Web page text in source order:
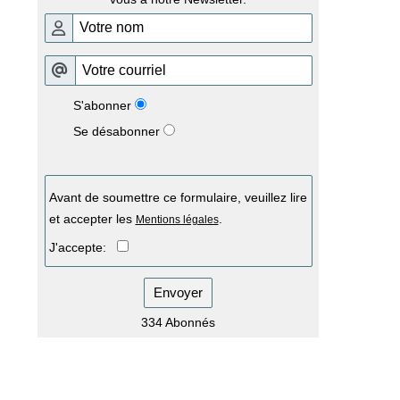
S'abonner
Se désabonner
Avant de soumettre ce formulaire, veuillez lire
et accepter les Mentions légales.
J'accepte:
Envoyer
334 Abonnés